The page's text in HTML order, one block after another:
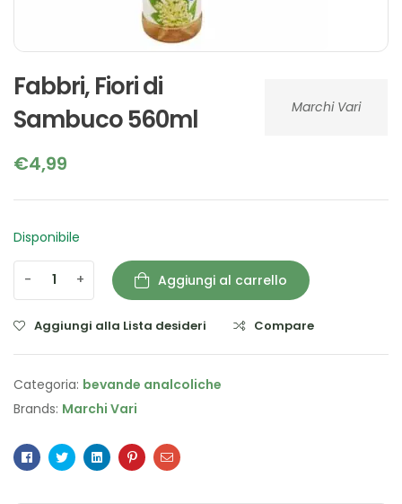
Marchi Vari
Fabbri, Fiori di
Sambuco 560ml
€4,99
Disponibile
- + Aggiungi al carrello
Aggiungi alla Lista desideri Compare
Categoria: bevande analcoliche
Brands: Marchi Vari
Facebook
TwitterLinkedinPinterestEmail